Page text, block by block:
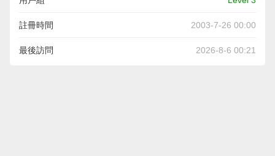
註冊時間 2003-7-26 00:00
最後訪問 2026-8-6 00:21